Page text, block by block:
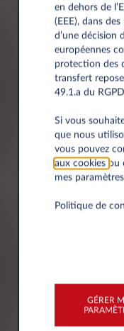
Code postal*
Le titulaire du
en dehors de
(EEE), dans
d’une décision
européennes
protection des
transfert
49.1.a du
Si vous
que nous
vous pouvez
aux cookies ou
mes
Politique de
GÉRER MES